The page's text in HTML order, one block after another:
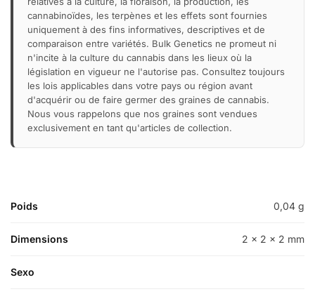
cannabinoïdes, les terpènes et les effets sont fournies
uniquement à des fins informatives, descriptives et de
comparaison entre variétés. Bulk Genetics ne promeut ni
n'incite à la culture du cannabis dans les lieux où la
législation en vigueur ne l'autorise pas. Consultez toujours
les lois applicables dans votre pays ou région avant
d'acquérir ou de faire germer des graines de cannabis.
Nous vous rappelons que nos graines sont vendues
exclusivement en tant qu'articles de collection.
Poids 0,04 g
Dimensions 2 × 2 × 2 mm
Sexo